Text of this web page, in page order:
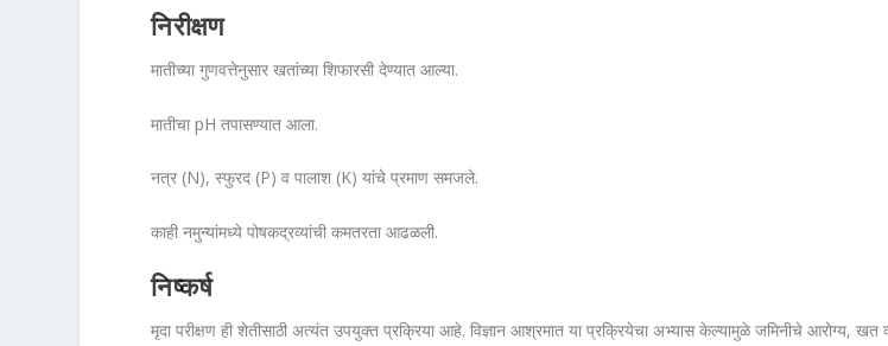
निरीक्षण
मातीच्या गुणवत्तेनुसार खतांच्या शिफारसी देण्यात आल्या.
मातीचा pH तपासण्यात आला.
नत्र (N), स्फुरद (P) व पालाश (K) यांचे प्रमाण समजले.
काही नमुन्यांमध्ये पोषकद्रव्यांची कमतरता आढळली.
निष्कर्ष
मृदा परीक्षण ही शेतीसाठी अत्यंत उपयुक्त प्रक्रिया आहे. विज्ञान आश्रमात या प्रक्रियेचा अभ्यास केल्यामुळे जमिनीचे आरोग्य, खत